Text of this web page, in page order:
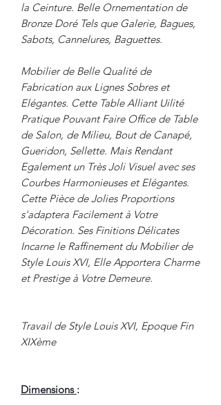
la Ceinture. Belle Ornementation de
Bronze Doré Tels que Galerie, Bagues,
Sabots, Cannelures, Baguettes.
Mobilier de Belle Qualité de
Fabrication aux Lignes Sobres et
Elégantes. Cette Table Alliant Uilité
Pratique Pouvant Faire Office de Table
de Salon, de Milieu, Bout de Canapé,
Gueridon, Sellette. Mais Rendant
Egalement un Très Joli Visuel avec ses
Courbes Harmonieuses et Elégantes.
Cette Pièce de Jolies Proportions
s'adaptera Facilement à Votre
Décoration. Ses Finitions Délicates
Incarne le Raffinement du Mobilier de
Style Louis XVI, Elle Apportera Charme
et Prestige à Votre Demeure.
Travail de Style Louis XVI, Epoque Fin
XIXème
Dimensions :